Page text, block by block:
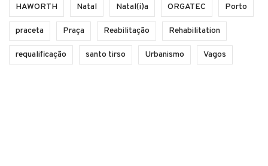
HAWORTH Natal Natal(i)a ORGATEC Porto
praceta Praça Reabilitação Rehabilitation
requalificação santo tirso Urbanismo Vagos